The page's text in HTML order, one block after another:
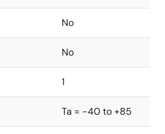
No
No
1
Ta = -40 to +85